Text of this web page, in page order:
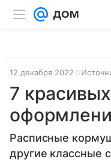
12 декабря 2022
7
Расписные
другие классные